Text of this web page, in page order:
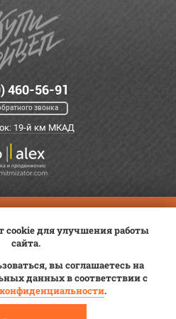
460-56-91
звонка
19-й км МКАД
Сервис
Контакты
(ООО «Авангард», ИНН 9723035587)
cookie для улучшения работы
сайта.
вы соглашаетесь на
данных в соответствии с
.